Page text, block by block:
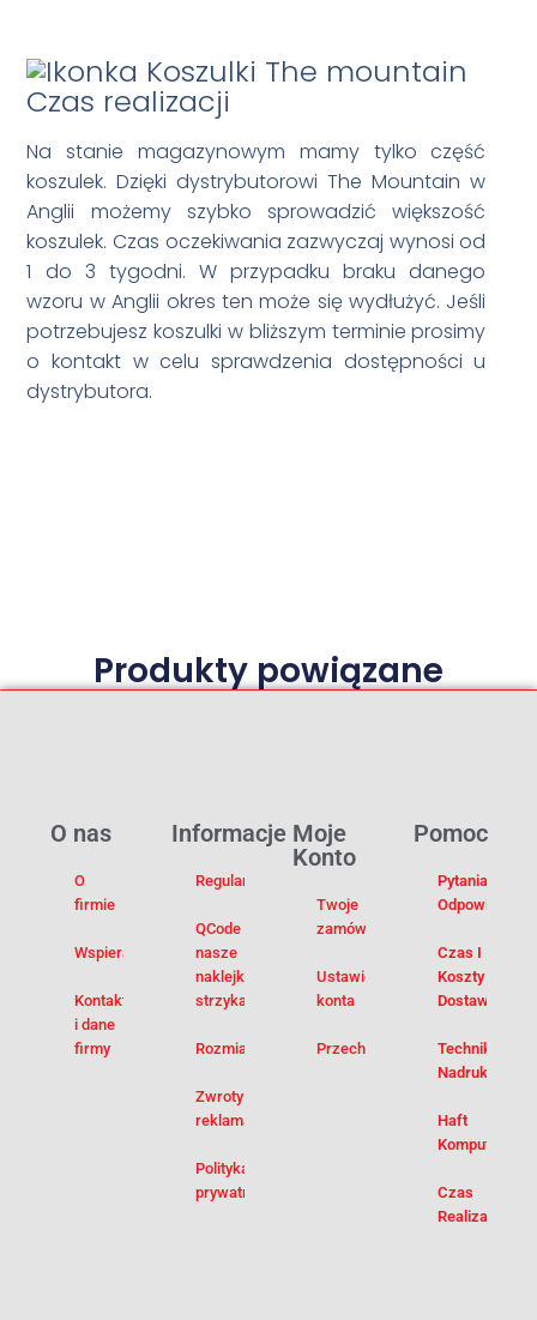
Czas realizacji
Na stanie magazynowym mamy tylko część
koszulek. Dzięki dystrybutorowi The Mountain w
Anglii możemy szybko sprowadzić większość
koszulek. Czas oczekiwania zazwyczaj wynosi od
1 do 3 tygodni. W przypadku braku danego
wzoru w Anglii okres ten może się wydłużyć. Jeśli
potrzebujesz koszulki w bliższym terminie prosimy
o kontakt w celu sprawdzenia dostępności u
dystrybutora.
Produkty powiązane
Pomoc
Pytania I
Odpowiedzi
Czas I
Koszty
Dostawy
Techniki
Nadruku
Haft
Komputerowy
Czas
Realizacji
Moje
Konto
Twoje
zamówienia
Ustawienia
konta
Przechowalnia
Informacje
Regulamin
QCode –
nasze
naklejki na
strzykawki
Rozmiarówka
Zwroty i
reklamacje
Polityka
prywatności
O nas
O
firmie
Wspieramy
Kontakt
i dane
firmy